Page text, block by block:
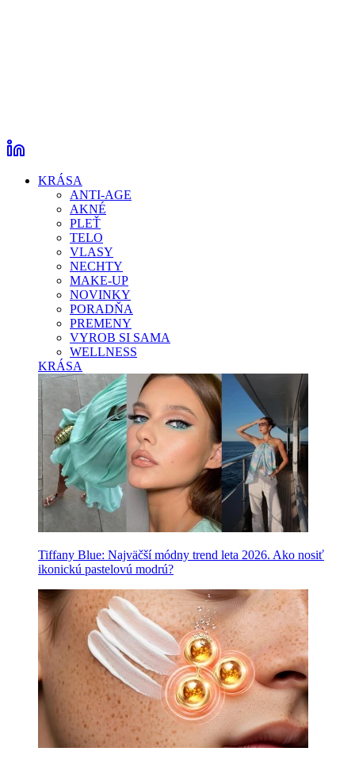
KRÁSA
ANTI-AGE
AKNÉ
PLEŤ
TELO
VLASY
NECHTY
MAKE-UP
NOVINKY
PORADŇA
PREMENY
VYROB SI SAMA
WELLNESS
KRÁSA
Tiffany Blue: Najväčší módny trend leta 2026. Ako nosiť
ikonickú pastelovú modrú?